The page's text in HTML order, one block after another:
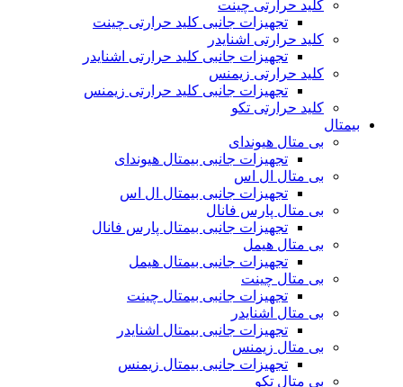
کلید حرارتی چینت
تجهیزات جانبی کلید حرارتی چینت
کلید حرارتی اشنایدر
تجهیزات جانبی کلید حرارتی اشنایدر
کلید حرارتی زیمنس
تجهیزات جانبی کلید حرارتی زیمنس
کلید حرارتی تکو
بیمتال
بی متال هیوندای
تجهیزات جانبی بیمتال هیوندای
بی متال ال اس
تجهیزات جانبی بیمتال ال اس
بی متال پارس فانال
تجهیزات جانبی بیمتال پارس فانال
بی متال هیمل
تجهیزات جانبی بیمتال هیمل
بی متال چینت
تجهیزات جانبی بیمتال چینت
بی متال اشنایدر
تجهیزات جانبی بیمتال اشنایدر
بی متال زیمنس
تجهیزات جانبی بیمتال زیمنس
بی متال تکو